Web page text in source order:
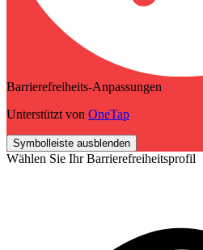
Barrierefreiheits-Anpassungen
Unterstützt von OneTap
Symbolleiste ausblenden
Wählen Sie Ihr Barrierefreiheitsprofil